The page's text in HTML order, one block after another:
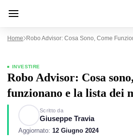
Home Robo Advisor: Cosa Sono, Come
INVESTIRE
Robo Advisor: Cosa
funzionano e la lista dei
Scritto da
Giuseppe Travia
Aggiornato: 12 Giugno 2024